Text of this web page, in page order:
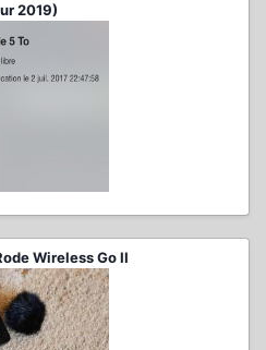
2019)
Wireless Go II